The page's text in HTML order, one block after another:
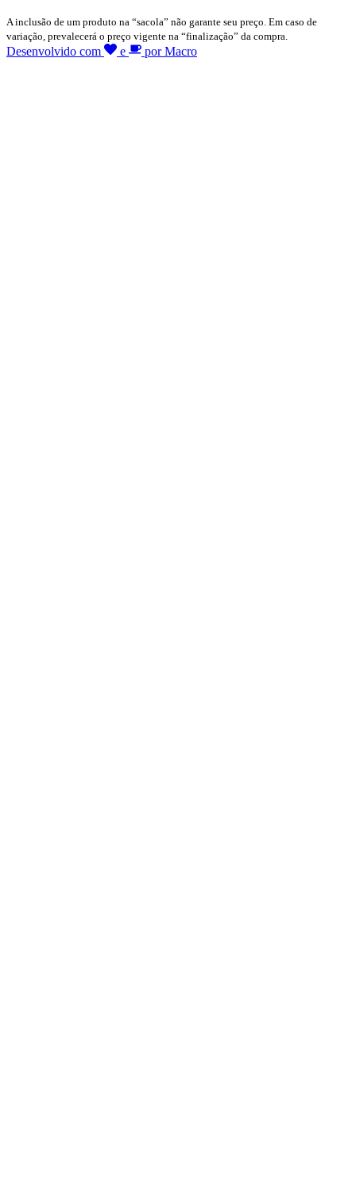
A inclusão de um produto na “sacola” não garante seu preço. Em caso de
variação, prevalecerá o preço vigente na “finalização” da compra.
Desenvolvido com e por Macro